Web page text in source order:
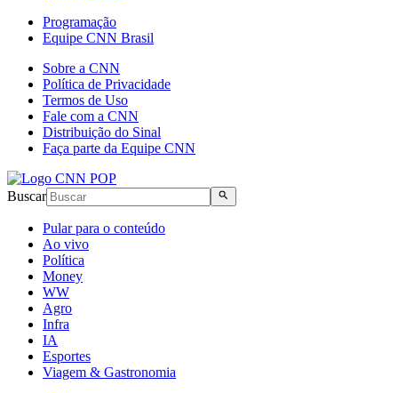
Programação
Equipe CNN Brasil
Sobre a CNN
Política de Privacidade
Termos de Uso
Fale com a CNN
Distribuição do Sinal
Faça parte da Equipe CNN
Buscar
Pular para o conteúdo
Ao vivo
Política
Money
WW
Agro
Infra
IA
Esportes
Viagem & Gastronomia